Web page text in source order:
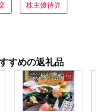
株主優待券
すめの返礼品